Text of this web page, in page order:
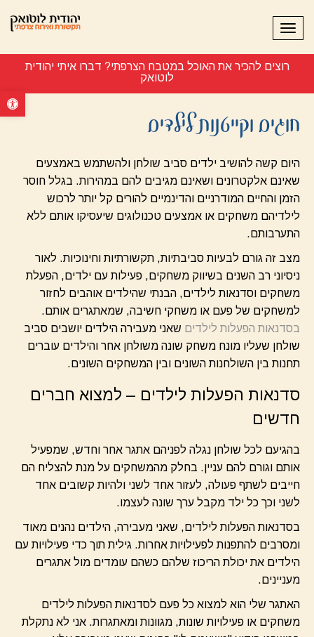
פתח
תפריט
רוצים להכיר את האוכל במטבח הצרפתי? דברו איתי יהודית
לוטואק 054-
חוגים וקייטנות לילדים
היום קשה להושיב ילדים סביב שולחן ולהשתמש באמצעים
שאינם אלקטרונים ושאינם מגיבים להם במהירות. בגלל חוסר
הזמן והחיים המודרניים והדינמיים להורים קל יותר לרכוש
לילדיהם משחקים או אמצעים טכנולוגים שיעסיקו אותם ללא
התערבותם.
מצב זה גורם לבעיות סביבתיות, תקשורתיות וחינוכיות. לאור
ניסיוני רב השנים בשיווק משחקים, פעילות עם ילדים, הפעלת
משחקים וסדנאות לילדים, הבנתי שהילדים אוהבים לחזור
למשחקים של פעם או משחקי חשיבה, שמאתגרים אותם.
בסדנאות הפעלות לילדים שאני מעבירה הילדים יושבים סביב
שולחן שעליו מונח משחק שונה משולחן אחר והילדים עוברים
תחנות בין השולחנות השונים ובין המשחקים השונים.
סדנאות הפעלות לילדים – למצוא חברים
חדשים
בהגיעם לכל שולחן נגלה לפניהם אתגר אחר וחדש, שמפעיל
אותם וגורם להם עניין. בחלק מהמשחקים על מנת להצליח הם
חייבים לשתף פעולה, לעזור אחד לשני ולהיות קשובים אחד
לשני וכך כל ילד מקבל ערך שונה לעצמו.
בסדנאות הפעלות לילדים, שאני מעבירה, הילדים נהנים מאוד
ומסרבים להתפנות לפעילויות אחרות. גילית תוך כדי פעילויות עם
הילדים את יכולת הריכוז שלהם כשהם עומדים מול אתגרים
מעניינים.
האתגר שלי הוא למצוא כל פעם לסדנאות הפעלות לילדים
משחקים או פעילויות שונות, מגוונות ומאתגרות. אני לא נתקלת